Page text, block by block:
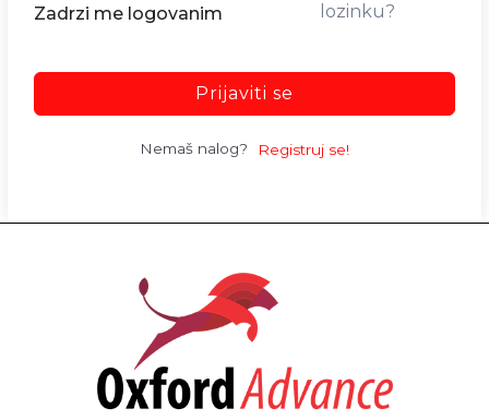
Zadrzi me logovanim
lozinku?
Prijaviti se
Nemaš nalog? Registruj se!